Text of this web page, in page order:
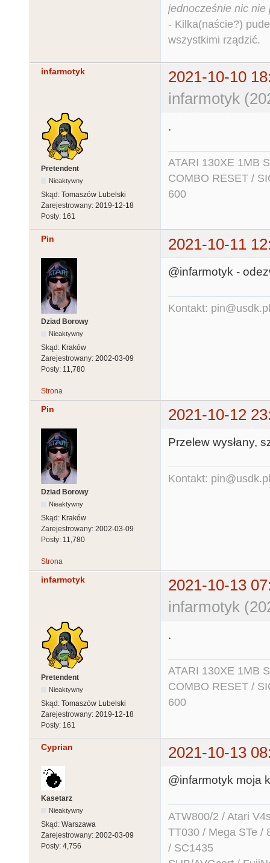
jednocześnie nic nie
- Kilka(naście?)
wszystkimi rządzić.
infarmotyk
2021-10-10
infarmotyk
Pretendent
Nieaktywny
Skąd: Tomaszów Lubelski
Zarejestrowany: 2019-12-18
Posty: 161
.
ATARI 130XE 1MB
COMBO RESET /
600
Pin 2021-10-11
Dziad Borowy
Nieaktywny
Skąd: Kraków
Zarejestrowany: 2002-03-09
Posty: 11,780
@infarmotyk -
Kontakt: pin@usdk.pl
Strona
Pin 2021-10-12
Dziad Borowy
Nieaktywny
Skąd: Kraków
Zarejestrowany: 2002-03-09
Posty: 11,780
Przelew wysłany,
Kontakt: pin@usdk.pl
Strona
infarmotyk
2021-10-13
infarmotyk
Pretendent
Nieaktywny
Skąd: Tomaszów Lubelski
Zarejestrowany: 2019-12-18
Posty: 161
.
ATARI 130XE 1MB
COMBO RESET /
600
Cyprian 2021-10-13
Kasetarz
Nieaktywny
Skąd: Warszawa
Zarejestrowany: 2002-03-09
Posty: 4,756
@infarmotyk moja
ATW800/2 / Atari
TT030 / Mega STe /
/ SC1435